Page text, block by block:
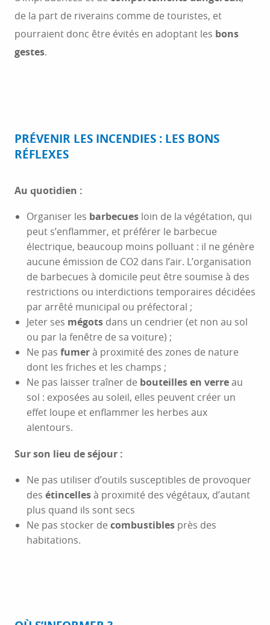
de la part de riverains comme de touristes, et
pourraient donc être évités en adoptant les bons
gestes.
PRÉVENIR LES INCENDIES : LES BONS
RÉFLEXES
Au quotidien :
Organiser les barbecues loin de la végétation, qui
peut s’enflammer, et préférer le barbecue
électrique, beaucoup moins polluant : il ne génère
aucune émission de CO2 dans l’air. L’organisation
de barbecues à domicile peut être soumise à des
restrictions ou interdictions temporaires décidées
par arrêté municipal ou préfectoral ;
Jeter ses mégots dans un cendrier (et non au sol
ou par la fenêtre de sa voiture) ;
Ne pas fumerà proximité des zones de nature
dont les friches et les champs ;
Ne pas laisser traîner de bouteilles en verreau
sol : exposées au soleil, elles peuvent créer un
effet loupe et enflammer les herbes aux
alentours.
Sur son lieu de séjour :
Ne pas utiliser d’outils susceptibles de provoquer
des étincellesà proximité des végétaux, d’autant
plus quand ils sont secs
Ne pas stocker de combustibles près des
habitations.